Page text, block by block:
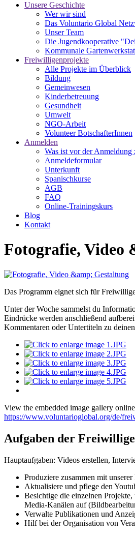
Unsere Geschichte
Wer wir sind
Das Voluntario Global
Unser Team
Die Jugendkooperative
Kommunale
Freiwilligenprojekte
Alle Projekte im Überblick
Bildung
Gemeinwesen
Kinderbetreuung
Gesundheit
Umwelt
NGO-Arbeit
Volunteer BotschafterInnen
Anmelden
Was ist vor der Anmeldung
Anmeldeformular
Unterkunft
Spanischkurse
AGB
FAQ
Online-Trainingskurs
Blog
Kontakt
Fotografie, Video
Das Programm eignet sich für
Unter der Woche sammelst du
Eindrücke werden anschließend
Kommentaren oder Untertiteln zu
View the embedded image gallery
https://www.voluntarioglobal.org/de/
Aufgaben der
Hauptaufgaben: Videos erstellen,
Produziere zusammen mit
Aktualisiere und pflege den
Besichtige die einzelnen
Media-Kanälen auf
Verwalte Publikationen und
Hilf bei der Organisation von